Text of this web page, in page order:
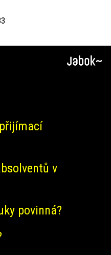
v
povinná?